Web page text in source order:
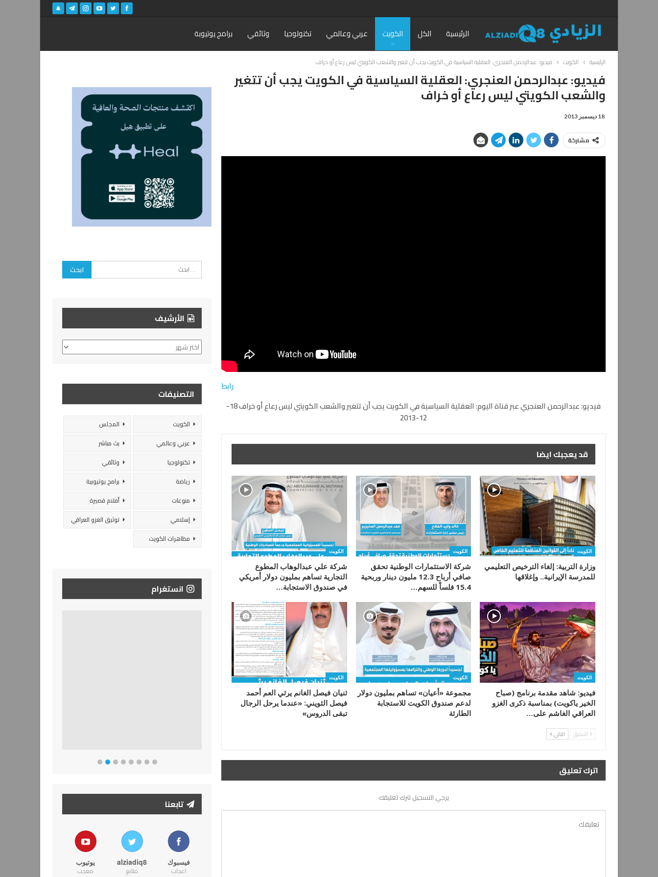
الرئيسية الكل الكويت عربي وعالمي تكنولوجيا وثائقي برامج يوتيوبة
الرئيسية الكويت فيديو: عبدالرحمن العنجري: العقلية السياسية في الكويت يجب أن تتغير والشعب الكويتي ليس رعاع أو خراف
فيديو: عبدالرحمن العنجري: العقلية السياسية في الكويت يجب أن تتغير
والشعب الكويتي ليس رعاع أو خراف
18 ديسمبر 2013
مشاركة
رابط
فيديو: عبدالرحمن العنجري عبر قناة اليوم: العقلية السياسية في الكويت يجب أن تتغير والشعب الكويتي ليس رعاع أو خراف 18-
12-2013
قد يعجبك ايضا
الكويت
وزارة التربية: إلغاء الترخيص التعليمي
للمدرسة الإيرانية.. وإغلاقها
الكويت
شركة الاستثمارات الوطنية تحقق
صافي أرباح 12.3 مليون دينار وربحية
15.4 فلساً للسهم…
الكويت
شركة علي عبدالوهاب المطوع
التجارية تساهم بمليون دولار أمريكي
في صندوق الاستجابة…
الكويت
فيديو: شاهد مقدمة برنامج (صباح
الخير ياكويت) بمناسبة ذكرى الغزو
العراقي الغاشم على…
الكويت
مجموعة «أعيان» تساهم بمليون دولار
لدعم صندوق الكويت للاستجابة
الطارئة
الكويت
ثنيان فيصل الغانم يرثي العم أحمد
فيصل الثويني: «عندما يرحل الرجال
تبقى الدروس»
السابق التالي
اترك تعليق
يرجي التسجيل لترك تعليقك
الأرشيف
الأرشيف
التصنيفات
الكويت
المجلس
عربي وعالمي
بث مباشر
تكنولوجيا
وثائقي
رياضة
برامج يوتيوبية
منوعات
أفلام قصيرة
إسلامي
توثيق الغزو العراقي
مظاهرات الكويت
انستغرام
تابعنا
فيسبوك
اعجاب
alziadiq8
متابع
يوتيوب
معجب